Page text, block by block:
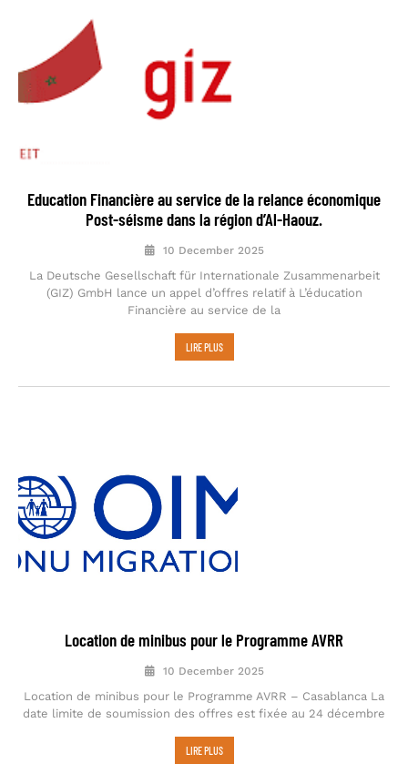
Education Financière au service de la relance économique
Post-séisme dans la région d’Al-Haouz.
10 December 2025
La Deutsche Gesellschaft für Internationale Zusammenarbeit
(GIZ) GmbH lance un appel d’offres relatif à L’éducation
Financière au service de la
LIRE PLUS
Location de minibus pour le Programme AVRR
10 December 2025
Location de minibus pour le Programme AVRR – Casablanca La
date limite de soumission des offres est fixée au 24 décembre
LIRE PLUS